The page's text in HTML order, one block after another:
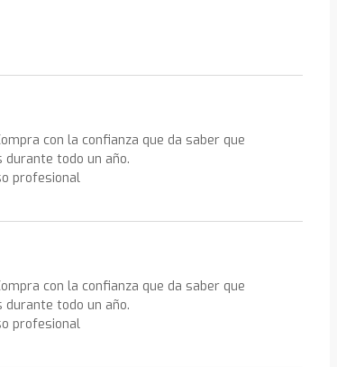
con la confianza que da saber que
todo un año.
profesional
con la confianza que da saber que
todo un año.
profesional